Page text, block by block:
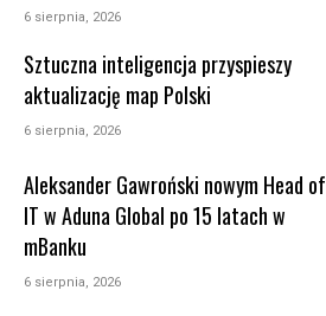
6 sierpnia, 2026
Sztuczna inteligencja przyspieszy
aktualizację map Polski
6 sierpnia, 2026
Aleksander Gawroński nowym Head of
IT w Aduna Global po 15 latach w
mBanku
6 sierpnia, 2026